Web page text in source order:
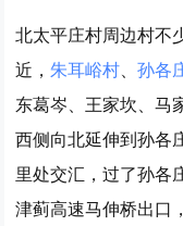
北太平庄村周边村不
近，朱耳峪村、孙各
东葛岑、王家坎、马
西侧向北延伸到孙各
里处交汇，过了孙各
津蓟高速马伸桥出口